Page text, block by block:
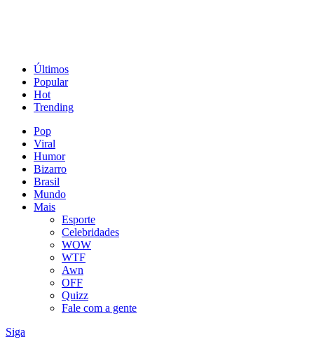
Últimos
Popular
Hot
Trending
Pop
Viral
Humor
Bizarro
Brasil
Mundo
Mais
Esporte
Celebridades
WOW
WTF
Awn
OFF
Quizz
Fale com a gente
Siga